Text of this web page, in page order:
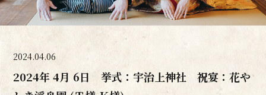
2024.04.06
2024年 4月 6日 挙式：宇治上神社 祝宴：花や